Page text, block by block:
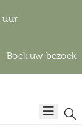
uur
Boek uw bezoek